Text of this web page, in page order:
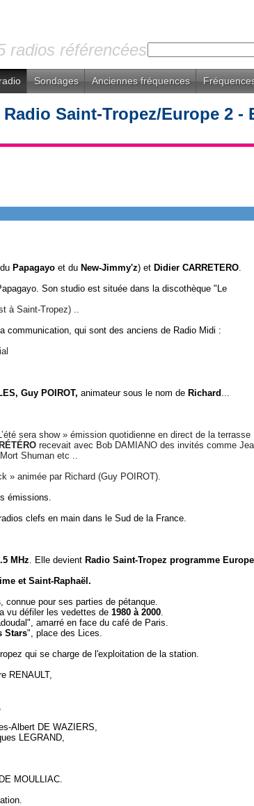
radios référencées
Sondages Anciennes fréquences
Saint-Tropez/Europe 2 -
Papagayo et du New-Jimmy'z) et Didier CARRETERO.
Son studio est située dans la discothèque "Le
à Saint-Tropez) ..
communication, qui sont des anciens de Radio Midi :
Guy POIROT, animateur sous le nom de Richard ...
sera show » émission quotidienne en direct de la terrasse
recevait avec Bob DAMIANO des invités comme
Shuman etc ..
» animée par Richard (Guy POIROT).
émissions.
clefs en main dans le Sud de la France.
MHz. Elle devient Radio Saint-Tropez programme Europe
et Saint-Raphaël.
, connue pour ses parties de pétanque.
a vu défiler les vedettes de 1980 à 2000.
amarré en face du café de Paris.
Stars", place des Lices.
qui se charge de l'exploitation de la station.
RENAULT,
Albert DE WAZIERS,
LEGRAND,
MOULLIAC.